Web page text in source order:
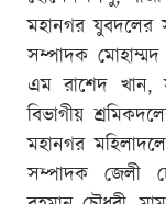
মহানগর যুবদলের
সম্পাদক
এম রাশেদ খান,
বিভাগীয়
মহানগর
সম্পাদক জেলী